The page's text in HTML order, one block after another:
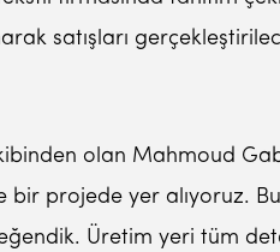
satışları
olan Mahmoud
bir projede yer alıyoruz.
Üretim yeri tüm